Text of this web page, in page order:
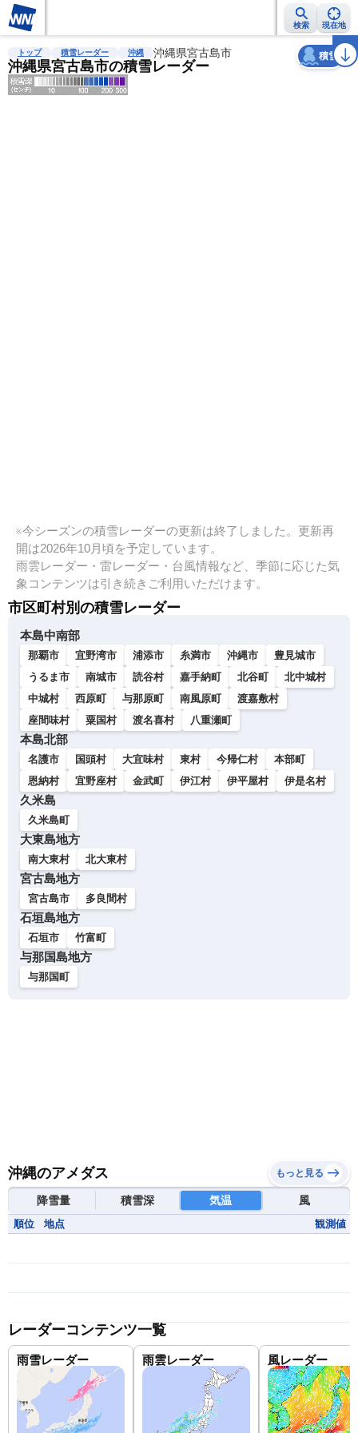
検索 現在地
雨雲レーダー 台風情報 地震情報 警報・注意報 2週間天気 ラ
トップ 積雪レーダー 沖縄 沖縄県宮古島市
沖縄県宮古島市の積雪レーダー
積雪
天気 台風
※今シーズンの積雪レーダーの更新は終了しました。更新再
開は2026年10月頃を予定しています。
雨雲レーダー・雷レーダー・台風情報など、季節に応じた気
象コンテンツは引き続きご利用いただけます。
市区町村別の積雪レーダー
本島中南部
那覇市 宜野湾市 浦添市 糸満市 沖縄市
豊見城市
うるま市
南城市 読谷村 嘉手納町 北谷町
北中城村
中城村
西原町 与那原町 南風原町
渡嘉敷村
座間味村
粟国村 渡名喜村 八重瀬町
本島北部
名護市 国頭村 大宜味村 東村 今帰仁村
本部町
恩納村
宜野座村 金武町 伊江村 伊平屋村 伊是名村
久米島
久米島町
大東島地方
南大東村 北大東村
宮古島地方
宮古島市 多良間村
石垣島地方
石垣市 竹富町
与那国島地方
与那国町
沖縄のアメダス もっと見る
降雪量 積雪深 気温 風
順位 地点 観測値
レーダーコンテンツ一覧
雨雪レーダー 雨雲レーダー 風レーダー